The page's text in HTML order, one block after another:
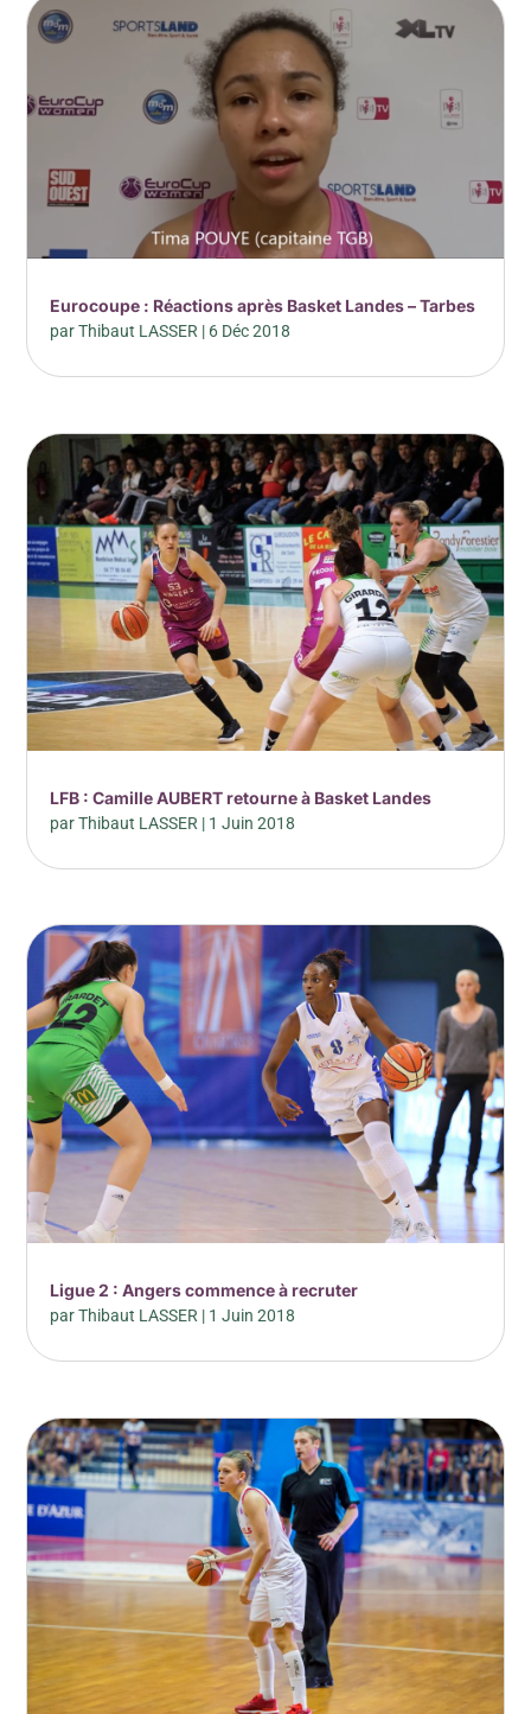
Eurocoupe : Réactions après Basket Landes – Tarbes
parThibaut LASSER | 6 Déc 2018
LFB : Camille AUBERT retourne à Basket Landes
parThibaut LASSER | 1 Juin 2018
Ligue 2 : Angers commence à recruter
parThibaut LASSER | 1 Juin 2018